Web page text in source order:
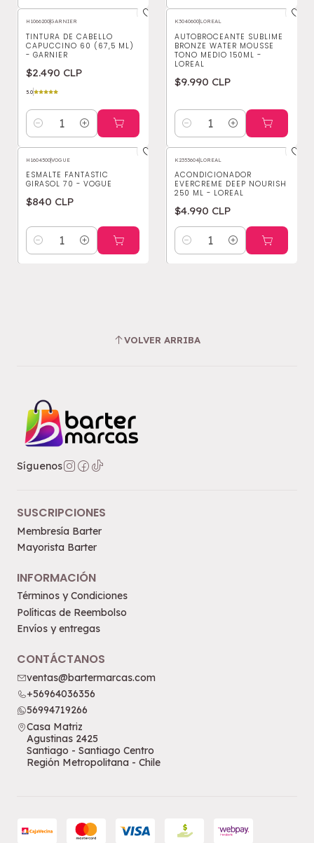
H1066200|GARNIER
TINTURA DE CABELLO
CAPUCCINO 60 (67,5 ML)
- GARNIER
$2.490 CLP
5.0
Cantidad
K3040600|LOREAL
AUTOBROCEANTE SUBLIME
BRONZE WATER MOUSSE
TONO MEDIO 150ML -
LOREAL
$9.990 CLP
Cantidad
H1604500|VOGUE
ESMALTE FANTASTIC
GIRASOL 70 - VOGUE
$840 CLP
Cantidad
K2353604|LOREAL
ACONDICIONADOR
EVERCREME DEEP NOURISH
250 ML - LOREAL
$4.990 CLP
Cantidad
VOLVER ARRIBA
Síguenos
SUSCRIPCIONES
Membresía Barter
Mayorista Barter
INFORMACIÓN
Términos y Condiciones
Políticas de Reembolso
Envíos y entregas
CONTÁCTANOS
ventas@bartermarcas.com
+56964036356
56994719266
Casa Matriz
Agustinas 2425
Santiago - Santiago Centro
Región Metropolitana - Chile